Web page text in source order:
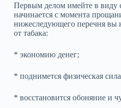
Первым делом имейте в виду
начинается с момента
нижеследующего перечня вы
от табака:
* экономию денег;
* поднимется физическая
* восстановится обоняние и